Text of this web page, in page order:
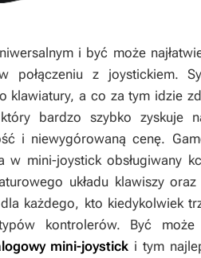
i być może
połączeniu z joystickiem.
klawiatury, a co za tym idzie
bardzo szybko zyskuje
i niewygórowaną cenę.
w mini-joystick obsługiwany
układu klawiszy
każdego, kto kiedykolwiek
kontrolerów. Być może
mini-joystick i tym